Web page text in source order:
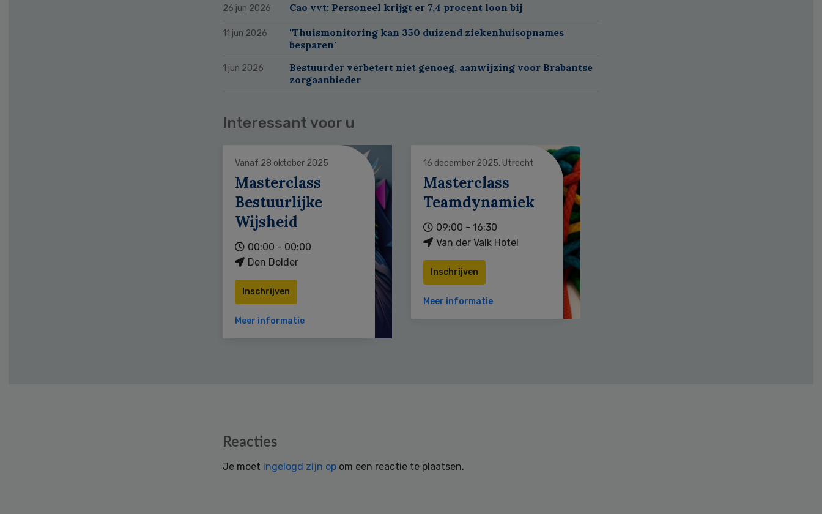
26 jun 2026 Cao vvt: Personeel krijgt er 7,4 procent loon bij
11 jun 2026
'Thuismonitoring kan 350 duizend ziekenhuisopnames
besparen'
1 jun 2026
Bestuurder verbetert niet genoeg, aanwijzing voor Brabantse
zorgaanbieder
Interessant voor u
Vanaf 28 oktober 2025
Masterclass
Bestuurlijke
Wijsheid
00:00 - 00:00
Den Dolder
Inschrijven
Meer informatie
16 december 2025, Utrecht
Masterclass
Teamdynamiek
09:00 - 16:30
Van der Valk Hotel
Inschrijven
Meer informatie
Reacties
Je moet ingelogd zijn op om een reactie te plaatsen.